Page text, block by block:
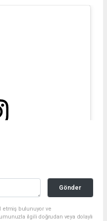
Gönder
etmiş bulunuyor ve
ilgili doğrudan veya dolaylı